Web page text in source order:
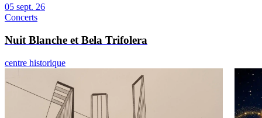
05 sept. 26
Concerts
Nuit Blanche et Bela Trifolera
centre historique